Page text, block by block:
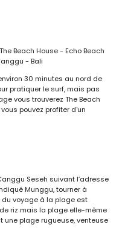
30 minutes au nord de
pratiquer le surf, mais pas
vous trouverez The Beach
pouvez profiter d'un
Seseh suivant l’adresse
Munggu, tourner à
du voyage à la plage est
riz mais la plage elle-même
une plage rugueuse, venteuse